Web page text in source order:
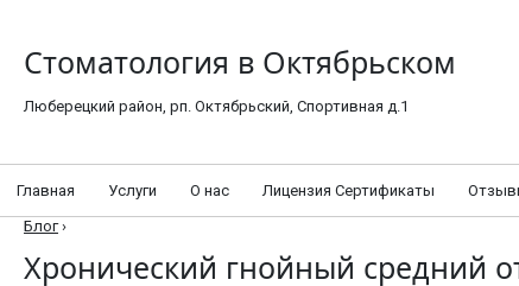
Стоматология в Октябрьском
Люберецкий район, рп. Октябрьский, Спортивная д.1
Главная Услуги О нас Лицензия Сертификаты
Блог ›
Хронический гнойный средний